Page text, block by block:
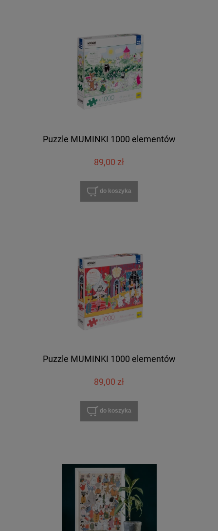
Puzzle MUMINKI 1000 elementów
89,00 zł
do koszyka
Puzzle MUMINKI 1000 elementów
89,00 zł
do koszyka